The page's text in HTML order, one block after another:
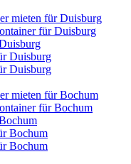
mieten für Duisburg
für Duisburg
Duisburg
Duisburg
mieten für Bochum
für Bochum
Bochum
Bochum